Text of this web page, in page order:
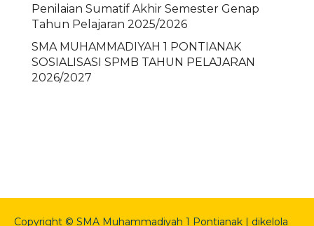
Penilaian Sumatif Akhir Semester Genap
Tahun Pelajaran 2025/2026
SMA MUHAMMADIYAH 1 PONTIANAK
SOSIALISASI SPMB TAHUN PELAJARAN
2026/2027
Copyright © SMA Muhammadiyah 1 Pontianak | dikelola